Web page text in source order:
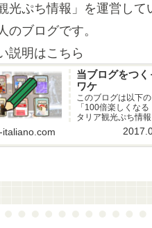
光ぷち情報」を運営して
のブログです。
説明はこちら
当ブログをつく
ワケ
このブログは以下の
「100倍楽しくなる
タリア観光ぷち情
運営している管理
ログです。『イタ
光へ行ってきて、
italiano.com